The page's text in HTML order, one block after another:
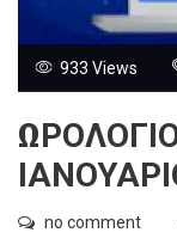
933 Views
no comment